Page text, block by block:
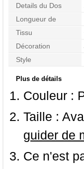
Details du Dos
Longueur de
Manches
Tissu
Décoration
Style
Plus de détails
Couleur :
Taille :
guider de
Ce n'est